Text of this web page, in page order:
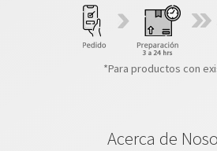
*Para productos con
Acerca de